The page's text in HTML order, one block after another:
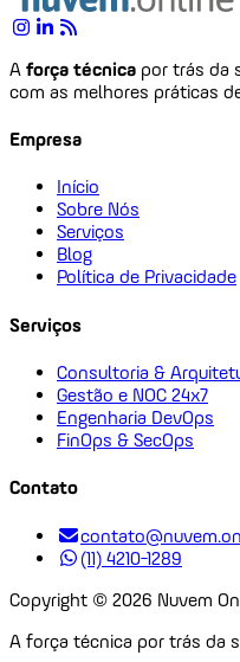
A força técnica por trás da
com as melhores práticas
Empresa
Início
Sobre Nós
Serviços
Blog
Política de Privacidade
Serviços
Consultoria &
Gestão e NOC 24x7
Engenharia DevOps
FinOps & SecOps
Contato
(11) 4210-1289
Copyright © 2026 Nuvem
A força técnica por trás da